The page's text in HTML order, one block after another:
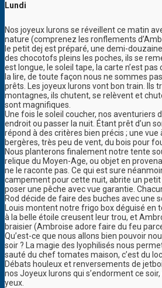
Lundi
Nos joyeux lurons se réveillent ce matin
nature (comprenez les ronflements
le petit dej est préparé, une demi-
des chocotofs pleins les poches, ils se
est longue, le soleil tape, la carte n’est
la lire, de toute façon nous ne sommes
prêts. Les joyeux lurons vont bon train. Ils
montagnes, ils chutent, se relèvent et
sont magnifiques.
Une fois le soleil coucher, nos aventuriers
endroit ou passer la nuit. Étant prêt d’un
répond à des critères bien précis ; une
bergères, très peu de vent, du bois pour
Nous planterons finalement notre tente
relique du Moyen-Age, ou objet en
ne le raconte pas. Ce qui est sure
campement pour cette nuit, abrite un petit
poser une pêche avec vue garantie.
Rod décide de faire des buches avec une
Louis montent notre frigo box déguisé en
à la belle étoile creusent leur trou, et
braisier (Ambroise adore faire du feu
Qu’est-ce que nous allons bien pouvoir
soir ? La magie des lyophilisés nous
sauté du chef tomates maison, c’est du
Débats houleux et renversements de
nos Joyeux lurons qui s’endorment ce
yeux.